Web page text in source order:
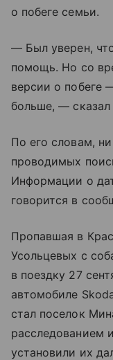
о побеге семьи.
— Был уверен,
помощь. Но со
версии о побеге
больше, — сказал
По его словам,
проводимых
Информации о
говорится в
Пропавшая в
Усольцевых с
в поездку 27
автомобиле
стал поселок
расследованием
установили их